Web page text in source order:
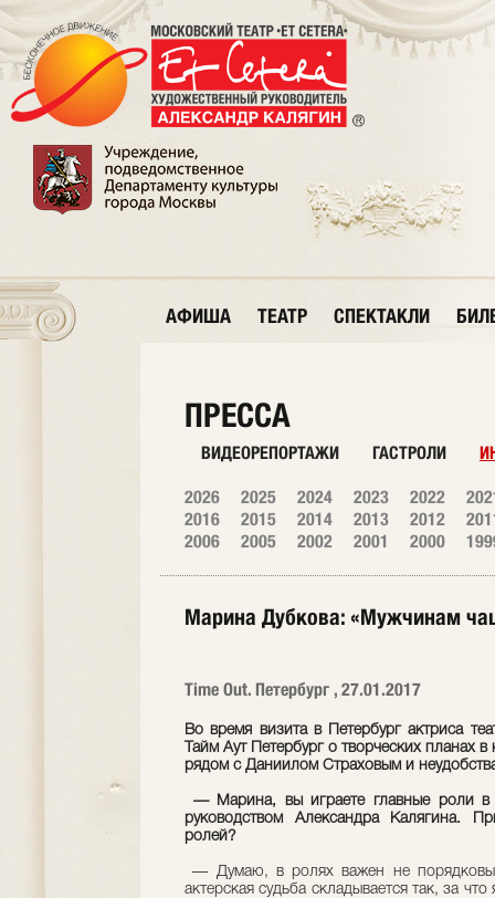
АФИША ТЕАТР СПЕКТАКЛИ
ПРЕССА
ВИДЕОРЕПОРТАЖИ ГАСТРОЛИ
2026 2025 2024 2023 2022
2016
2015 2014 2013 2012
2006
2005 2002 2001 2000
Марина Дубкова: «Мужчинам
Time Out. Петербург , 27.01.2017
Во время визита в Петербург актриса
Тайм Аут Петербург о творческих планах
рядом с Даниилом Страховым и
— Марина, вы играете главные роли в
руководством Александра Калягина.
ролей?
— Думаю, в ролях важен не
актерская судьба складывается так, за